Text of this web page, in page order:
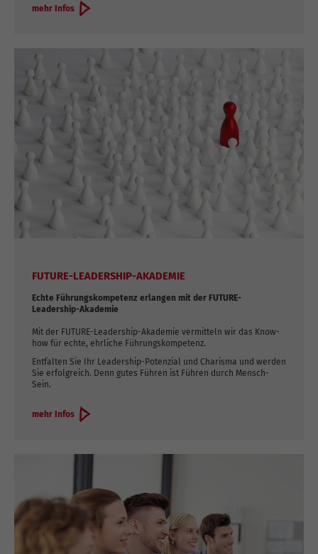
mehr Infos
FUTURE-LEADERSHIP-AKADEMIE
Echte Führungskompetenz erlangen mit der FUTURE-
Leadership-Akademie
Mit der FUTURE-Leadership-Akademie vermitteln wir das Know-
how für echte, ehrliche Führungskompetenz.
Entfalten Sie Ihr Leadership-Potenzial und Charisma und werden
Sie erfolgreich. Denn gutes Führen ist Führen durch Mensch-
Sein.
mehr Infos